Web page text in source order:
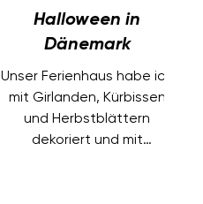
Halloween in
Dänemark
Unser Ferienhaus habe ich
mit Girlanden, Kürbissen
und Herbstblättern
dekoriert und mit